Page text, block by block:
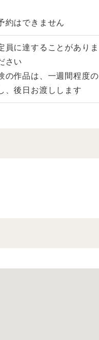
約はできません
員に達することがありま
さい
の作品は、一週間程度の
、後日お渡しします